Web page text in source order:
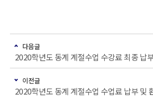
다음글
2020학년도 동계 계절수업 수강료 최종 납
이전글
2020학년도 동계 계절수업 수업료 납부 및